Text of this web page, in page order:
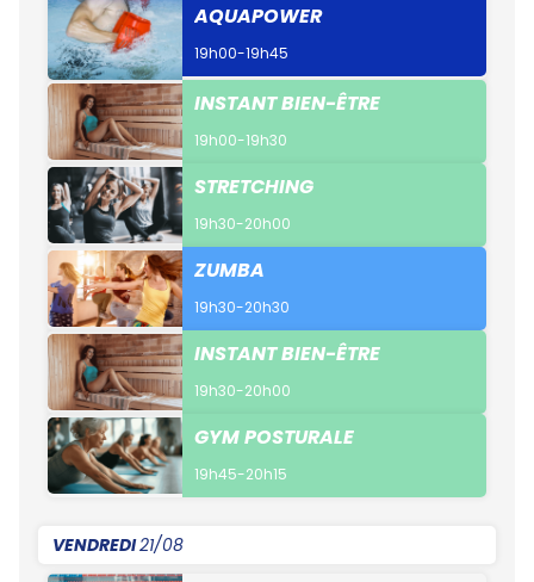
AQUAPOWER
19h00-19h45
INSTANT BIEN-ÊTRE
19h00-19h30
STRETCHING
19h30-20h00
ZUMBA
19h30-20h30
INSTANT BIEN-ÊTRE
19h30-20h00
GYM POSTURALE
19h45-20h15
VENDREDI21/08